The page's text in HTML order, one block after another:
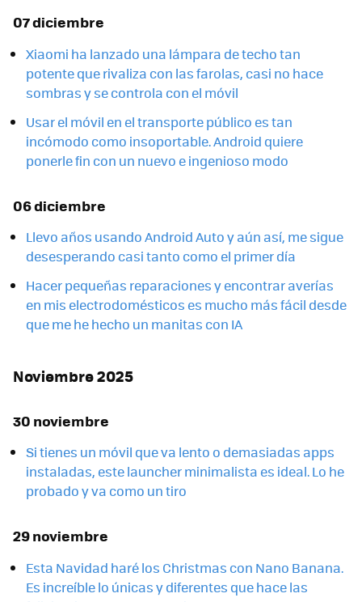
07 diciembre
Xiaomi ha lanzado una lámpara de techo tan
potente que rivaliza con las farolas, casi no hace
sombras y se controla con el móvil
Usar el móvil en el transporte público es tan
incómodo como insoportable. Android quiere
ponerle fin con un nuevo e ingenioso modo
06 diciembre
Llevo años usando Android Auto y aún así, me sigue
desesperando casi tanto como el primer día
Hacer pequeñas reparaciones y encontrar averías
en mis electrodomésticos es mucho más fácil desde
que me he hecho un manitas con IA
Noviembre 2025
30 noviembre
Si tienes un móvil que va lento o demasiadas apps
instaladas, este launcher minimalista es ideal. Lo he
probado y va como un tiro
29 noviembre
Esta Navidad haré los Christmas con Nano Banana.
Es increíble lo únicas y diferentes que hace las